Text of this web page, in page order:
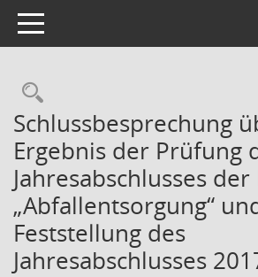
Toggle navigation
Rechercheauswahl
Schlussbesprechung
Ergebnis der Prüfung
Jahresabschlusses
„Abfallentsorgung“
Feststellung des
Jahresabschlusses